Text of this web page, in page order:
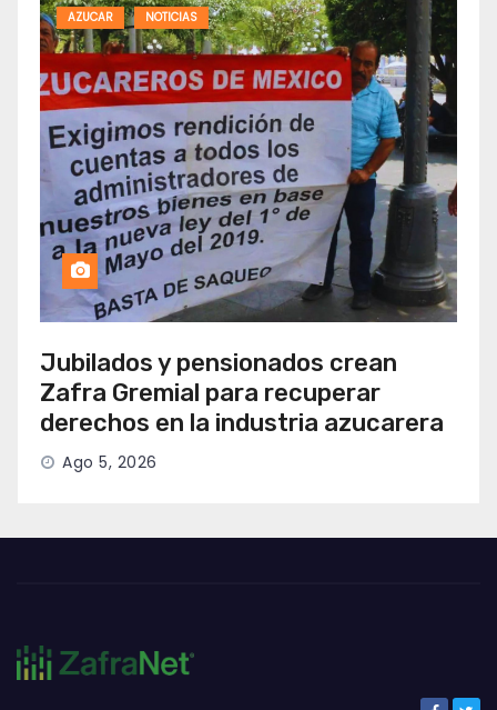
AZUCAR NOTICIAS
Jubilados y pensionados crean
Zafra Gremial para recuperar
derechos en la industria azucarera
Ago 5, 2026